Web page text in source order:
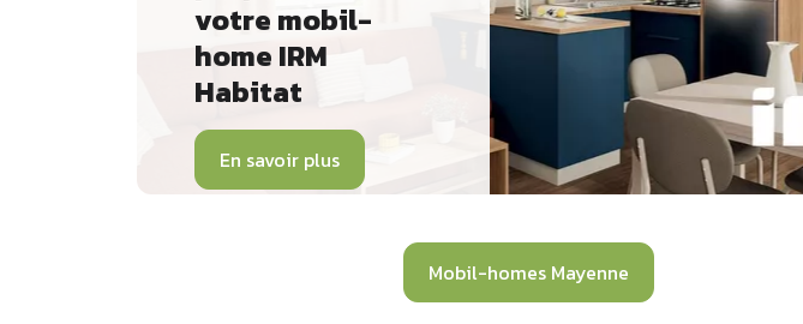
votre mobil-
home IRM
Habitat
En savoir plus
Mobil-homes Mayenne